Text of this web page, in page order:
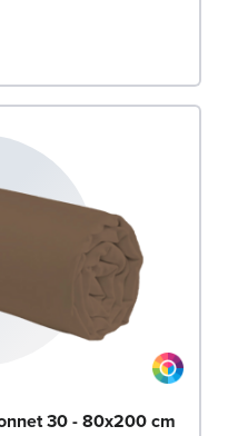
30 - 80x200 cm